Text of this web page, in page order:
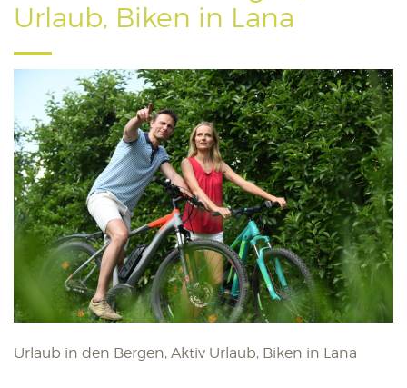
Urlaub, Biken in Lana
Urlaub in den Bergen, Aktiv Urlaub, Biken in Lana